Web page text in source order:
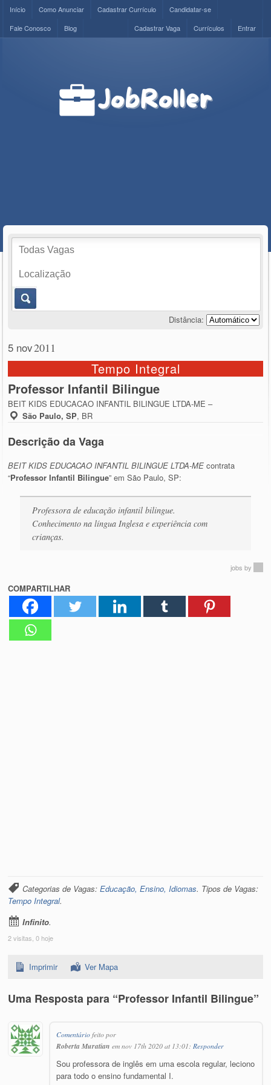
Início Como Anunciar Cadastrar Currículo
Candidatar-se
Fale Conosco
Blog Entrar
Currículos
Cadastrar Vaga
Distância:
5 nov2011
Tempo Integral
Professor Infantil Bilingue
BEIT KIDS EDUCACAO INFANTIL BILINGUE LTDA-ME –
São Paulo, SP, BR
Descrição da Vaga
BEIT KIDS EDUCACAO INFANTIL BILINGUE LTDA-ME contrata
“Professor Infantil Bilingue” em São Paulo, SP:
Professora de educação infantil bilingue.
Conhecimento na língua Inglesa e experiência com
crianças.
jobs by
COMPARTILHAR
Categorias de Vagas:Educação, Ensino, Idiomas. Tipos de Vagas:
Tempo Integral.
Infinito.
2 visitas, 0 hoje
Imprimir Ver Mapa
Uma Resposta para “Professor Infantil Bilingue”
Comentáriofeito por
Roberta Muratian em nov 17th 2020 at 13:01: Responder
Sou professora de inglês em uma escola regular, leciono
para todo o ensino fundamental I.